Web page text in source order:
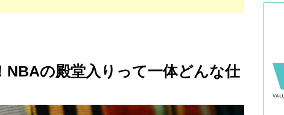
の殿堂入りって一体どんな仕